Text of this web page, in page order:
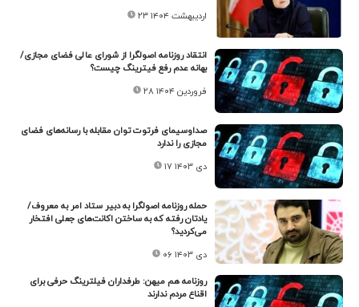
۲۳ اردیبهشت ۱۴۰۴
انتقاد روزنامه اصولگرا از شورای عالی فضای مجازی/
بهانه عدم رفع فیترینگ چیست؟
۲۸ فروردین ۱۴۰۴
صداوسیمای فرتوت توان مقابله با رسانه‌های فضای
مجازی را ندارد
۱۷ دی ۱۴۰۳
حمله روزنامه اصولگرا به دبیر ستاد امر به معروف/
یادتان رفته که به ساختن اکانت‌های جعلی افتخار
می‌کردید؟
۰۶ دی ۱۴۰۳
روزنامه هم میهن: طرفداران فیلترینگ حرفی برای
اقناع مردم ندارند